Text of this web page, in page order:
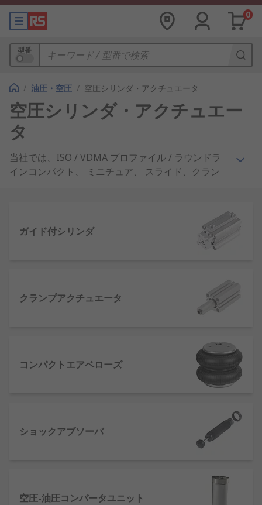
0
型番
/ 油圧・空圧 / 空圧シリンダ・アクチュエータ
空圧シリンダ・アクチュエー
タ
当社では、ISO / VDMA プロファイル / ラウンドラ
インコンパクト、 ミニチュア、 スライド、クラン
のグリッパー、 エアベローズ、 及びショックアブ
ソーバなどを、 Festo、 Parker、RS Proなどの市場
で高い信頼性を誇るブランドの製品からお選びいた
空圧シリンダシステムは、圧縮ガスの力を利用して
押して、 リニアでもロータリでも ピストン(ディス
エアシリンダは、油圧シリンダよりも静かでクリー
アによく選択されます。 ロッドレスシリンダの形式
もあり、 これは、従来の空圧シリンダに必要なスペ
ースよりも大幅に小さいスペースで大きな出力が必
空圧シリンダの制御方法
ガイド付シリンダ
クランプアクチュエータ
コンパクトエアベローズ
ショックアブソーバ
空圧-油圧コンバータユニット